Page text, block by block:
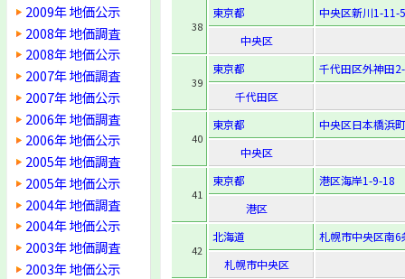
2009年 地価公示
2008年 地価調査
2008年 地価公示
2007年 地価調査
2007年 地価公示
2006年 地価調査
2006年 地価公示
2005年 地価調査
2005年 地価公示
2004年 地価調査
2004年 地価公示
2003年 地価調査
2003年 地価公示
38
東京都
中央区新川1-11-5
中央区
39
東京都
千代田区外神田
千代田区
40
東京都
中央区日本橋浜
中央区
41
東京都
港区海岸1-9-18
港区
42
北海道
札幌市中央区南
札幌市中央区